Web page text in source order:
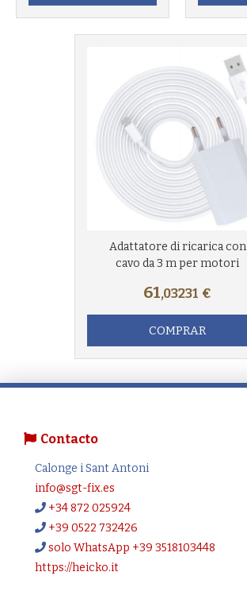
Adattatore di ricarica con
cavo da 3 m per motori
61,03231 €
COMPRAR
Contacto
Calonge i Sant Antoni
info@sgt-fix.es
+34 872 025924
+39 0522 732426
solo WhatsApp +39 3518103448
https://heicko.it